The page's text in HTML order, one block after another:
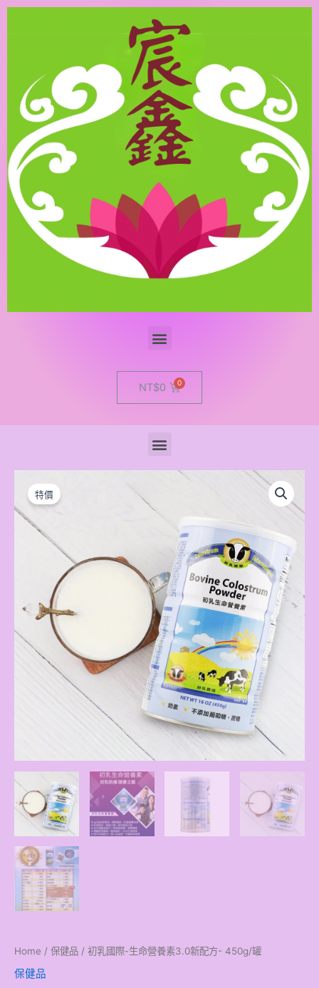
跳
Menu
NT$0 Cart
Menu
特價
Home / 保健品 / 初乳國際-生命營養素3.0新配方- 450g/罐
保健品
國
素
3.0